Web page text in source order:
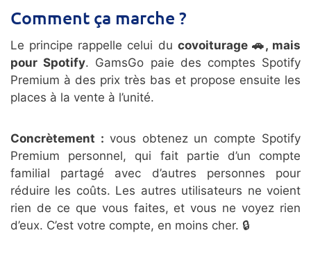
Comment ça marche ?
Le principe rappelle celui du covoiturage 🚗, mais
pour Spotify. GamsGo paie des comptes Spotify
Premium à des prix très bas et propose ensuite les
places à la vente à l’unité.
Concrètement : vous obtenez un compte Spotify
Premium personnel, qui fait partie d’un compte
familial partagé avec d’autres personnes pour
réduire les coûts. Les autres utilisateurs ne voient
rien de ce que vous faites, et vous ne voyez rien
d’eux. C’est votre compte, en moins cher. 🔒